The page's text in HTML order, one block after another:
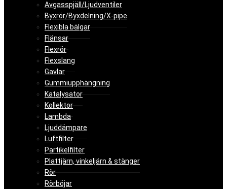
Avgasspjäll/Ljudventiler
Byxrör/Byxdelning/X-pipe
Flexibla bälgar
Flänsar
Flexrör
Flexslang
Gavlar
Gummiupphängning
Katalysator
Kollektor
Lambda
Ljuddämpare
Luftfilter
Partikelfilter
Plattjärn, vinkeljärn & stänger
Rör
Rörböjar